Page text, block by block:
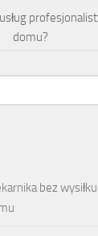
domu?
bez